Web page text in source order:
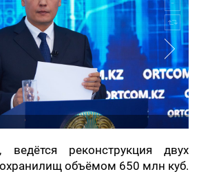
реконструкция двух
объёмом 650 млн куб.